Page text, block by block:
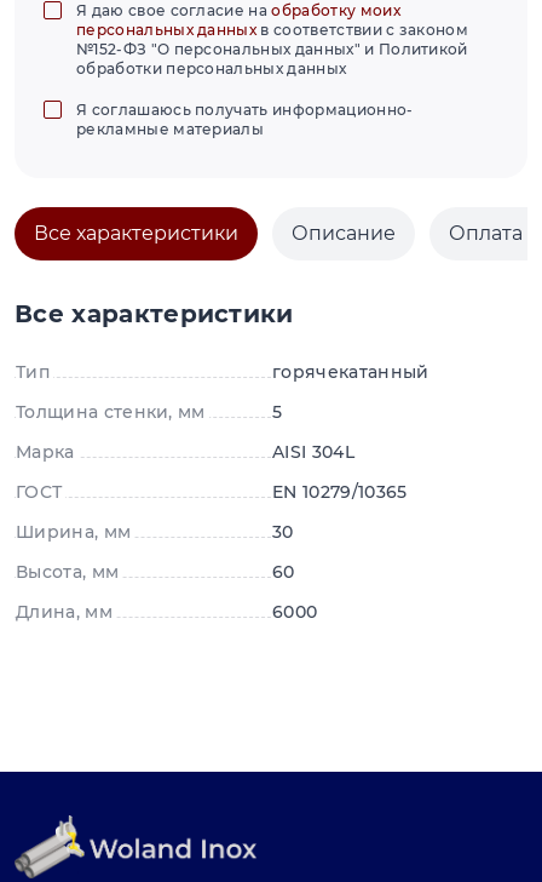
Я даю свое согласие наобработку моих
персональных данныхв соответствии с законом
№152-ФЗ "О персональных данных" и Политикой
обработки персональных данных
Я соглашаюсь получать информационно-
рекламные материалы
Все характеристики Описание Оплата
Все характеристики
Тип
горячекатанный
Толщина стенки, мм
5
Марка
AISI 304L
ГОСТ
EN 10279/10365
Ширина, мм
30
Высота, мм
60
Длина, мм
6000